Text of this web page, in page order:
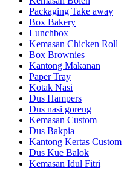
Packaging Take away
Box Bakery
Lunchbox
Kemasan Chicken Roll
Box Brownies
Kantong Makanan
Paper Tray
Kotak Nasi
Dus Hampers
Dus nasi goreng
Kemasan Custom
Dus Bakpia
Kantong Kertas Custom
Dus Kue Balok
Kemasan Idul Fitri